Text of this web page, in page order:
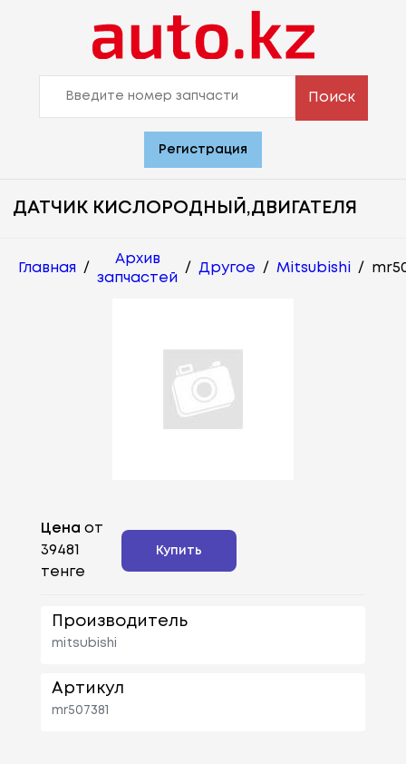
Поиск
Регистрация
ДАТЧИК КИСЛОРОДНЫЙ,ДВИГАТЕЛЯ
Главная /
Архив
запчастей
/ Другое / Mitsubishi /
Цена от
39481
тенге
Купить
Производитель
mitsubishi
Артикул
mr507381